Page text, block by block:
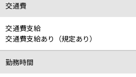
交通費
交通費支給
交通費支給あり（規定あり）
勤務時間